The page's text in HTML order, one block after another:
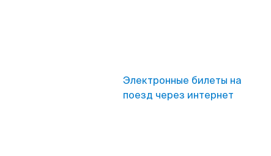
Электронные билеты на
поезд через интернет